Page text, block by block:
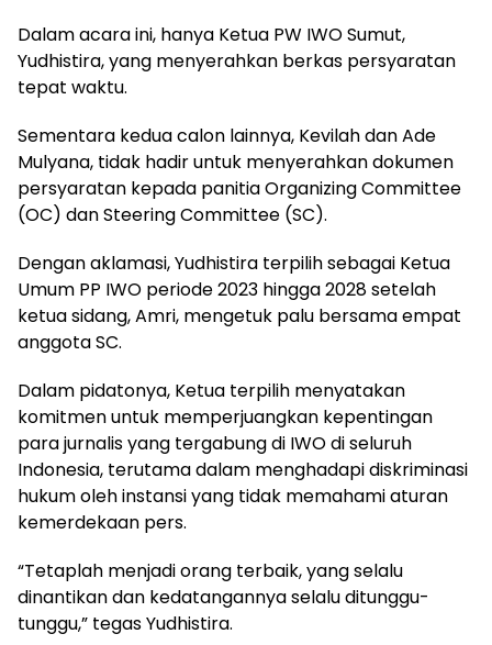
Dalam acara ini, hanya Ketua PW IWO Sumut,
Yudhistira, yang menyerahkan berkas persyaratan
tepat waktu.
Sementara kedua calon lainnya, Kevilah dan Ade
Mulyana, tidak hadir untuk menyerahkan dokumen
persyaratan kepada panitia Organizing Committee
(OC) dan Steering Committee (SC).
Dengan aklamasi, Yudhistira terpilih sebagai Ketua
Umum PP IWO periode 2023 hingga 2028 setelah
ketua sidang, Amri, mengetuk palu bersama empat
anggota SC.
Dalam pidatonya, Ketua terpilih menyatakan
komitmen untuk memperjuangkan kepentingan
para jurnalis yang tergabung di IWO di seluruh
Indonesia, terutama dalam menghadapi diskriminasi
hukum oleh instansi yang tidak memahami aturan
kemerdekaan pers.
“Tetaplah menjadi orang terbaik, yang selalu
dinantikan dan kedatangannya selalu ditunggu-
tunggu,” tegas Yudhistira.